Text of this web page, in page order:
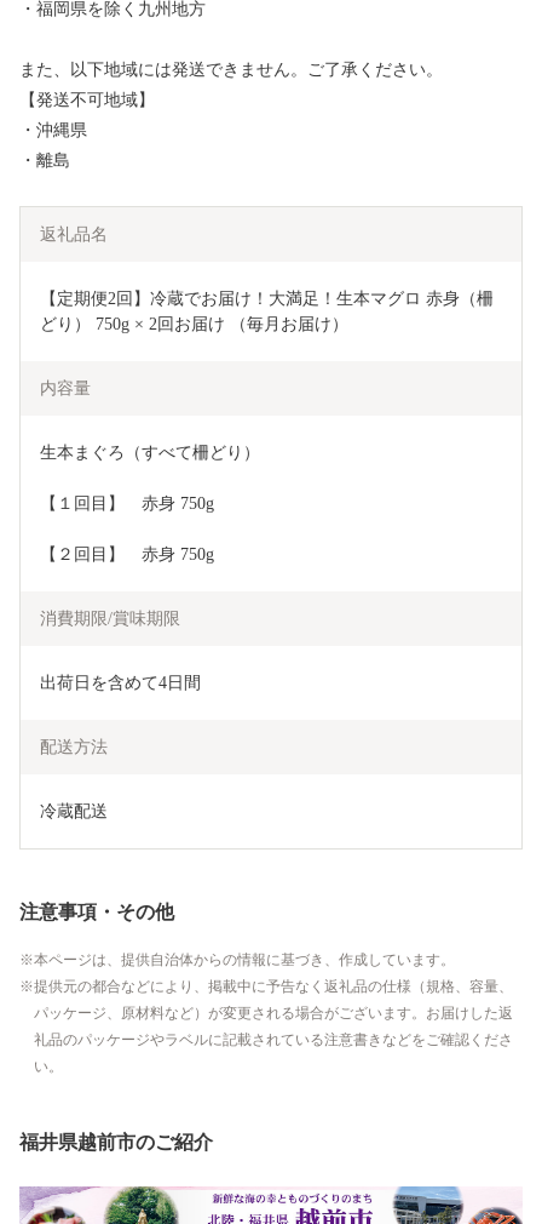
・福岡県を除く九州地方
また、以下地域には発送できません。ご了承ください。
【発送不可地域】
・沖縄県
・離島
返礼品名
【定期便2回】冷蔵でお届け！大満足！生本マグロ 赤身（柵
どり） 750g × 2回お届け （毎月お届け）
内容量
生本まぐろ（すべて柵どり）
【１回目】　赤身 750g
【２回目】　赤身 750g
消費期限/賞味期限
出荷日を含めて4日間
配送方法
冷蔵配送
注意事項・その他
本ページは、提供自治体からの情報に基づき、作成しています。
提供元の都合などにより、掲載中に予告なく返礼品の仕様（規格、容量、
パッケージ、原材料など）が変更される場合がございます。お届けした返
礼品のパッケージやラベルに記載されている注意書きなどをご確認くださ
い。
福井県越前市のご紹介